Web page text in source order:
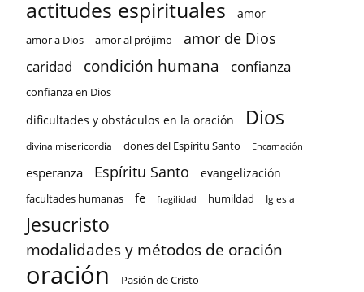
actitudes espirituales amor
amor a Dios amor al prójimo amor de Dios
caridad condición humana confianza
confianza en Dios
dificultades y obstáculos en la oración Dios
divina misericordia dones del Espíritu Santo Encarnación
esperanza Espíritu Santo evangelización
facultades humanas fe fragilidad humildad Iglesia
Jesucristo
modalidades y métodos de oración
oración Pasión de Cristo